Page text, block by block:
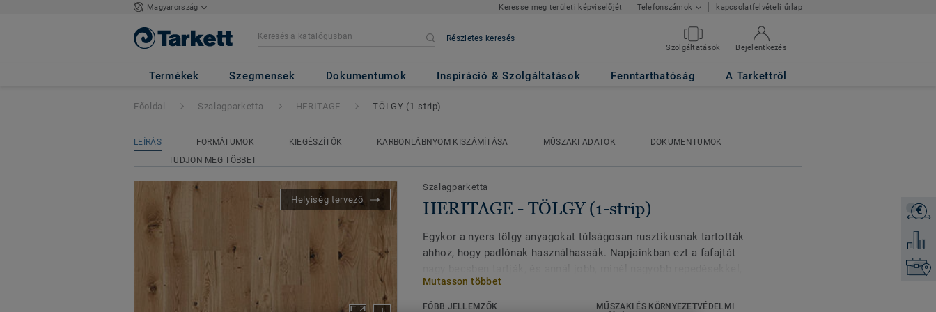
Magyarország Keresse meg területi képviselőjét Telefonszámok kapcsolatfelvételi űrlap
Részletes keresés
Szolgáltatások Bejelentkezés
Termékek Szegmensek Dokumentumok Inspiráció & Szolgáltatások Fenntarthatóság A Tarkettről
HERITAGE - TÖLGY (1-strip)
€
Főoldal Szalagparketta HERITAGE TÖLGY (1-strip)
LEÍRÁS FORMÁTUMOK KIEGÉSZÍTŐK KARBONLÁBNYOM KISZÁMÍTÁSA MŰSZAKI ADATOK
DOKUMENTUMOK
TUDJON MEG TÖBBET
Helyiség tervező
Szalagparketta
HERITAGE - TÖLGY (1-strip)
Egykor a nyers tölgy anyagokat túlságosan rusztikusnak tartották
ahhoz, hogy padlónak használhassák. Napjainkban ezt a fafajtát
csomókkal és színeltérésekkel rendelkezik! A Heritage
kollekciónknál a fa erezetét polírozással és színezéssel
Mutasson többet
FŐBB JELLEMZŐK
MŰSZAKI ÉS KÖRNYEZETVÉDELMI